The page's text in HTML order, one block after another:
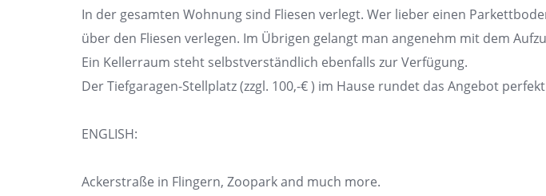
In der gesamten Wohnung sind Fliesen verlegt. Wer lieber einen
über den Fliesen verlegen. Im Übrigen gelangt man angenehm mit dem
Ein Kellerraum steht selbstverständlich ebenfalls zur Verfügung.
Der Tiefgaragen-Stellplatz (zzgl. 100,-€ ) im Hause rundet das Angebot
ENGLISH:
Ackerstraße in Flingern, Zoopark and much more.